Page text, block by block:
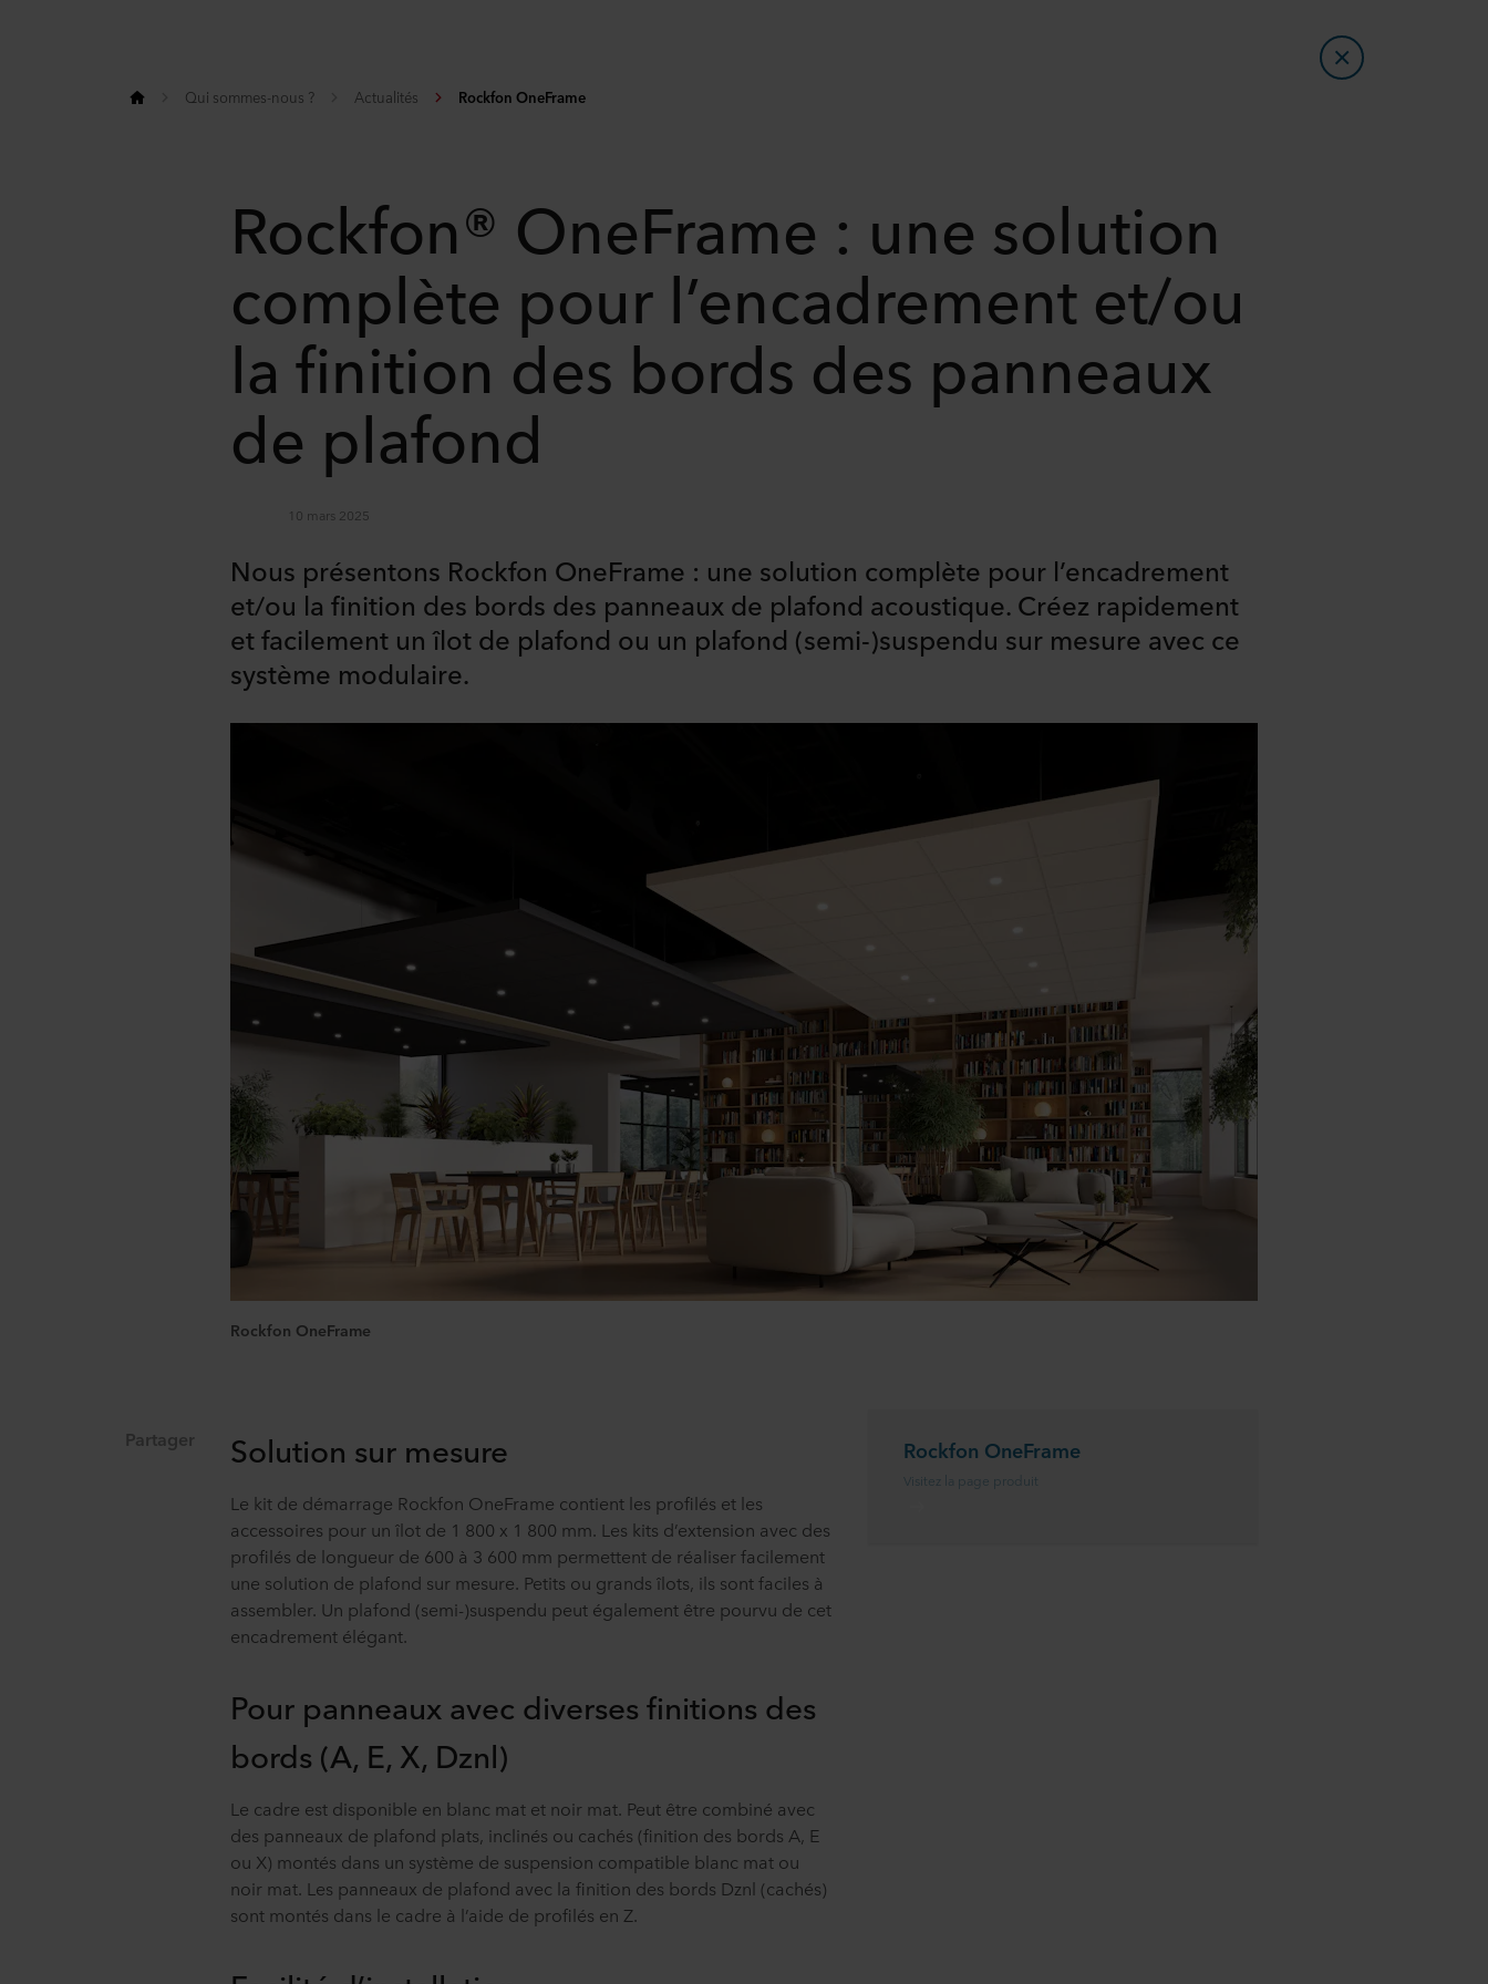
Qui sommes-nous ? Actualités Rockfon OneFrame
Rockfon® OneFrame : une solution
complète pour l’encadrement et/ou
la finition des bords des panneaux
de plafond
10 mars 2025
Nous présentons Rockfon OneFrame : une solution complète pour l’encadrement
et/ou la finition des bords des panneaux de plafond acoustique. Créez rapidement
et facilement un îlot de plafond ou un plafond (semi-)suspendu sur mesure avec ce
système modulaire.
Rockfon OneFrame
Partager Solution sur mesure
Le kit de démarrage Rockfon OneFrame contient les profilés et les
accessoires pour un îlot de 1 800 x 1 800 mm. Les kits d’extension avec des
profilés de longueur de 600 à 3 600 mm permettent de réaliser facilement
une solution de plafond sur mesure. Petits ou grands îlots, ils sont faciles à
assembler. Un plafond (semi-)suspendu peut également être pourvu de cet
encadrement élégant.
Pour panneaux avec diverses finitions des
bords (A, E, X, Dznl)
Le cadre est disponible en blanc mat et noir mat. Peut être combiné avec
des panneaux de plafond plats, inclinés ou cachés (finition des bords A, E
ou X) montés dans un système de suspension compatible blanc mat ou
noir mat. Les panneaux de plafond avec la finition des bords Dznl (cachés)
sont montés dans le cadre à l’aide de profilés en Z.
Rockfon OneFrame
Visitez la page produit